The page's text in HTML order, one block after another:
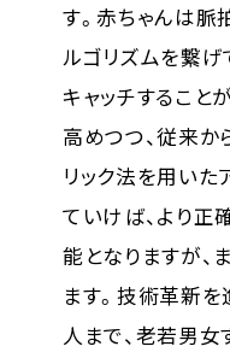
す。赤ちゃんは脈
ルゴリズムを繋
キャッチすること
高めつつ、従来か
リック法を用いた
ていけば、より
能となりますが
ます。技術革新を
人まで、老若男